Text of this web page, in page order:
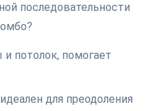
последовательности
потолок, помогает
для преодоления